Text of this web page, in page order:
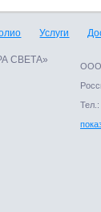
Услуги
СВЕТА»
ООО